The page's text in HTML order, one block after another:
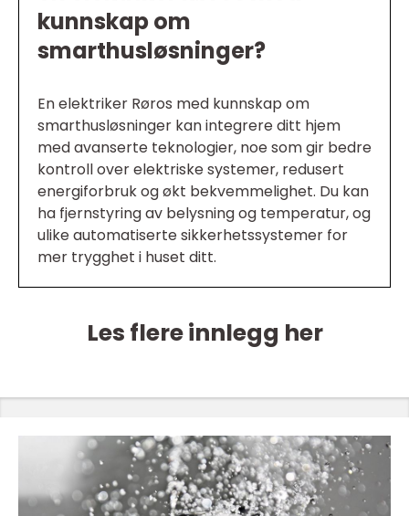
kunnskap om
smarthusløsninger?
En elektriker Røros med kunnskap om
smarthusløsninger kan integrere ditt hjem
med avanserte teknologier, noe som gir bedre
kontroll over elektriske systemer, redusert
energiforbruk og økt bekvemmelighet. Du kan
ha fjernstyring av belysning og temperatur, og
ulike automatiserte sikkerhetssystemer for
mer trygghet i huset ditt.
Les flere innlegg her